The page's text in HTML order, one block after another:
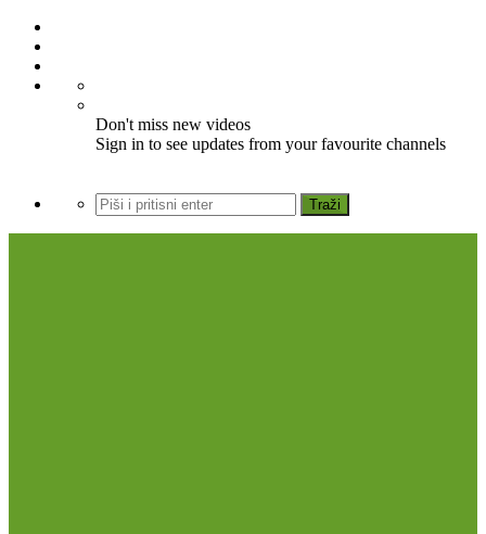
Don't miss new videos
Sign in to see updates from your favourite channels